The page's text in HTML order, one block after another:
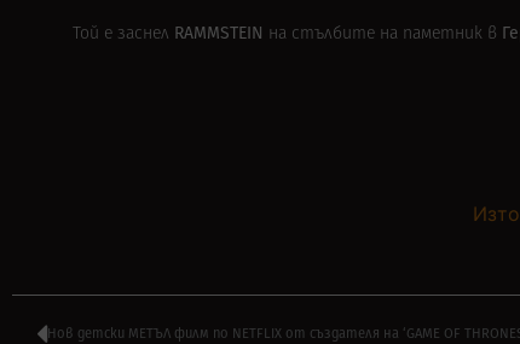
Той е заснел RAMMSTEIN на стълбите на паметник в
Нов детски МЕТЪЛ филм по NETFLIX от създателя на ‘GAME OF